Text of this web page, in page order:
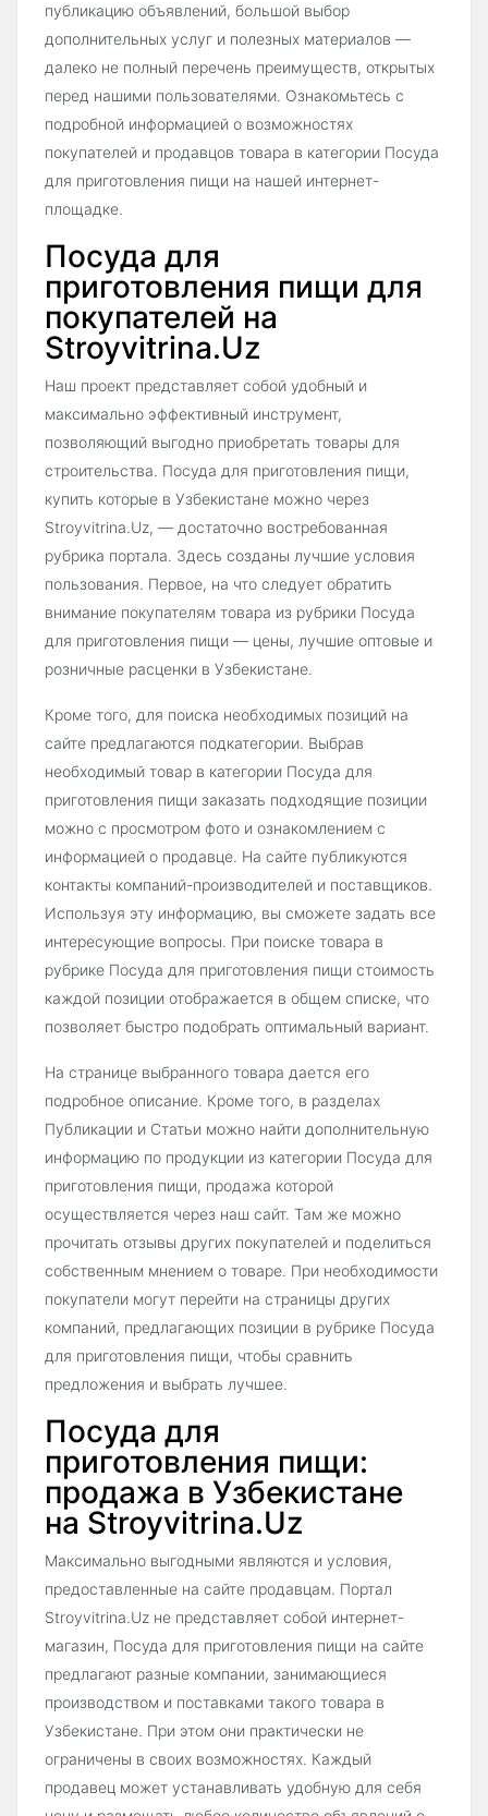
публикацию объявлений, большой выбор
дополнительных услуг и полезных материалов —
далеко не полный перечень преимуществ, открытых
перед нашими пользователями. Ознакомьтесь с
подробной информацией о возможностях
покупателей и продавцов товара в категории Посуда
для приготовления пищи на нашей интернет-
площадке.
Посуда для
приготовления пищи для
покупателей на
Stroyvitrina.Uz
Наш проект представляет собой удобный и
максимально эффективный инструмент,
позволяющий выгодно приобретать товары для
строительства. Посуда для приготовления пищи,
купить которые в Узбекистане можно через
Stroyvitrina.Uz, — достаточно востребованная
рубрика портала. Здесь созданы лучшие условия
пользования. Первое, на что следует обратить
внимание покупателям товара из рубрики Посуда
для приготовления пищи — цены, лучшие оптовые и
розничные расценки в Узбекистане.
Кроме того, для поиска необходимых позиций на
сайте предлагаются подкатегории. Выбрав
необходимый товар в категории Посуда для
приготовления пищи заказать подходящие позиции
можно с просмотром фото и ознакомлением с
информацией о продавце. На сайте публикуются
контакты компаний-производителей и поставщиков.
Используя эту информацию, вы сможете задать все
интересующие вопросы. При поиске товара в
рубрике Посуда для приготовления пищи стоимость
каждой позиции отображается в общем списке, что
позволяет быстро подобрать оптимальный вариант.
На странице выбранного товара дается его
подробное описание. Кроме того, в разделах
Публикации и Статьи можно найти дополнительную
информацию по продукции из категории Посуда для
приготовления пищи, продажа которой
осуществляется через наш сайт. Там же можно
прочитать отзывы других покупателей и поделиться
собственным мнением о товаре. При необходимости
покупатели могут перейти на страницы других
компаний, предлагающих позиции в рубрике Посуда
для приготовления пищи, чтобы сравнить
предложения и выбрать лучшее.
Посуда для
приготовления пищи:
продажа в Узбекистане
на Stroyvitrina.Uz
Максимально выгодными являются и условия,
предоставленные на сайте продавцам. Портал
Stroyvitrina.Uz не представляет собой интернет-
магазин, Посуда для приготовления пищи на сайте
предлагают разные компании, занимающиеся
производством и поставками такого товара в
Узбекистане. При этом они практически не
ограничены в своих возможностях. Каждый
продавец может устанавливать удобную для себя